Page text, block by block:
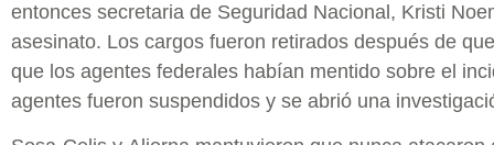
entonces secretaria de Seguridad Nacional, Kristi
asesinato. Los cargos fueron retirados después de
que los agentes federales habían mentido sobre el
agentes fueron suspendidos y se abrió una